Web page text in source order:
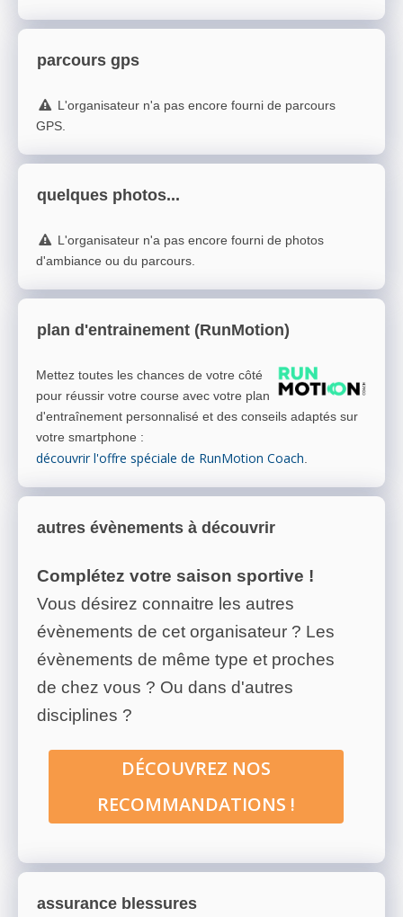
parcours gps
L'organisateur n'a pas encore fourni de parcours
GPS.
quelques photos...
L'organisateur n'a pas encore fourni de photos
d'ambiance ou du parcours.
plan d'entrainement (RunMotion)
Mettez toutes les chances de votre côté
pour réussir votre course avec votre plan
d'entraînement personnalisé et des conseils adaptés sur
votre smartphone :
découvrir l'offre spéciale de RunMotion Coach.
autres évènements à découvrir
Complétez votre saison sportive !
Vous désirez connaitre les autres
évènements de cet organisateur ? Les
évènements de même type et proches
de chez vous ? Ou dans d'autres
disciplines ?
DÉCOUVREZ NOS
RECOMMANDATIONS !
assurance blessures